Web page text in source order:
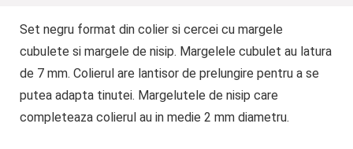
Set negru format din colier si cercei cu margele
cubulete si margele de nisip. Margelele cubulet au latura
de 7 mm. Colierul are lantisor de prelungire pentru a se
putea adapta tinutei. Margelutele de nisip care
completeaza colierul au in medie 2 mm diametru.